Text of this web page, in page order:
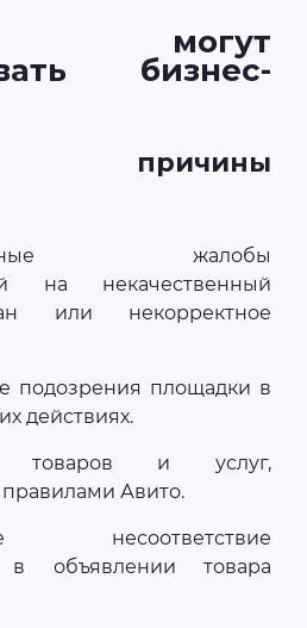
могут
бизнес-
причины
жалобы
на некачественный
или некорректное
подозрения площадки в
действиях.
товаров и услуг,
Авито.
несоответствие
в объявлении товара